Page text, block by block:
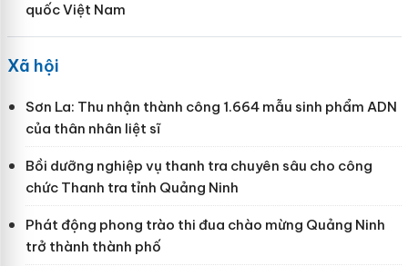
quốc Việt Nam
Xã hội
Sơn La: Thu nhận thành công 1.664 mẫu sinh phẩm ADN
của thân nhân liệt sĩ
Bồi dưỡng nghiệp vụ thanh tra chuyên sâu cho công
chức Thanh tra tỉnh Quảng Ninh
Phát động phong trào thi đua chào mừng Quảng Ninh
trở thành thành phố